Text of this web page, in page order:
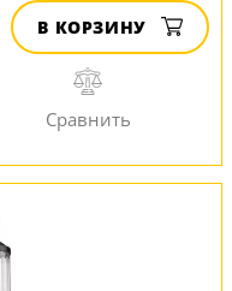
В КОРЗИНУ